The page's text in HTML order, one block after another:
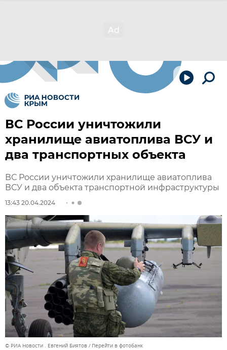
ВС России уничтожили
хранилище авиатоплива ВСУ и
два транспортных объекта
ВС России уничтожили хранилище авиатоплива
ВСУ и два объекта транспортной инфраструктуры
13:43 20.04.2024
© РИА Новости . Евгений Биятов Перейти в фотобанк